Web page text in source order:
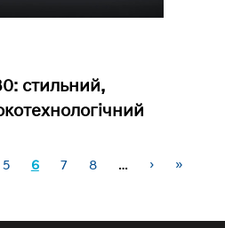
стильний,
5 6 7 8 … › »